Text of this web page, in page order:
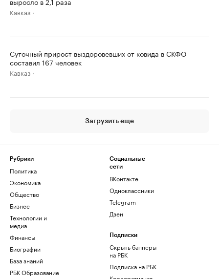
Кавказ
Суточный прирост выздоровевших от ковида в СКФО
составил 167 человек
Кавказ
Загрузить еще
Рубрики
Политика
Экономика
Общество
Бизнес
Технологии и
медиа
Финансы
Биографии
База знаний
РБК Образование
Социальные
сети
ВКонтакте
Одноклассники
Telegram
Дзен
Подписки
Скрыть баннеры
на РБК
Подписка на РБК